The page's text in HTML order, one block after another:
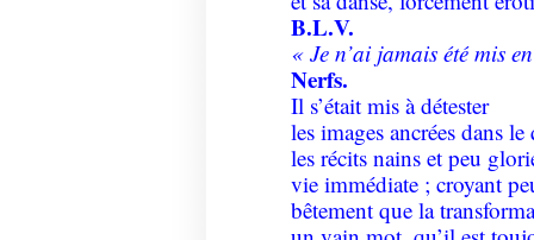
B.L.V.
« Je n’ai jamais été mis
Nerfs.
Il s’était mis à détester
les images ancrées dans
les récits nains et peu
vie immédiate ; croyant
bêtement que la